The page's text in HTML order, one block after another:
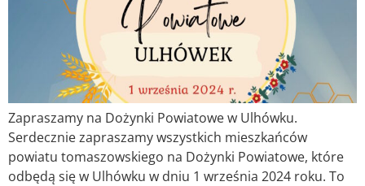
Zapraszamy na Dożynki Powiatowe w Ulhówku.
Serdecznie zapraszamy wszystkich mieszkańców
powiatu tomaszowskiego na Dożynki Powiatowe, które
odbędą się w Ulhówku w dniu 1 września 2024 roku. To